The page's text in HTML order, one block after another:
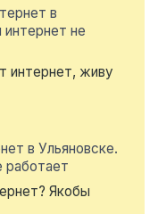
в
не
интернет, живу
в Ульяновске.
работает
Якобы